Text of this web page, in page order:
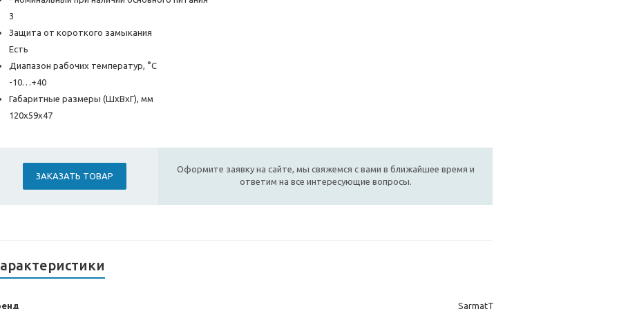
3
Защита от короткого замыкания
Есть
Диапазон рабочих температур, °С
-10…+40
Габаритные размеры (ШхВхГ), мм
120х59х47
ЗАКАЗАТЬ ТОВАР
Оформите заявку на сайте, мы свяжемся с вами в ближайшее время и
ответим на все интересующие вопросы.
SarmatT